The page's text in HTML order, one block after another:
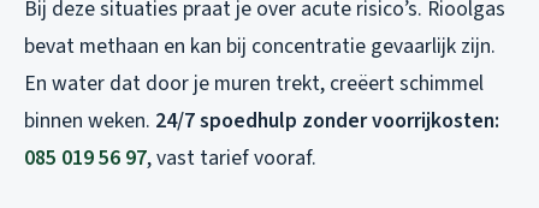
Bij deze situaties praat je over acute risico’s. Rioolgas
bevat methaan en kan bij concentratie gevaarlijk zijn.
En water dat door je muren trekt, creëert schimmel
binnen weken. 24/7 spoedhulp zonder voorrijkosten:
085 019 56 97, vast tarief vooraf.